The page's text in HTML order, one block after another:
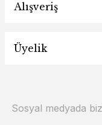
Alışveriş
Üyelik
Sosyal medyada